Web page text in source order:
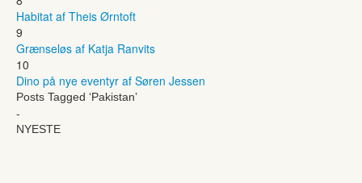
Habitat af Theis Ørntoft
9
Grænseløs af Katja Ranvits
10
Dino på nye eventyr af Søren Jessen
Posts Tagged ‘Pakistan’
-
NYESTE